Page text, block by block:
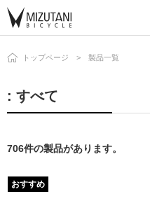
トップページ 製品一覧
: すべて
706件の製品があります。
おすすめ